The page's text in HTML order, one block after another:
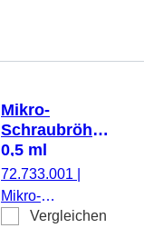
mit
aufgedrucktem
Stück/Beutel
Mikro-
Schraubröhre,
0,5 ml
72.733.001
Mikro-
Schraubröhre,
Vergleichen